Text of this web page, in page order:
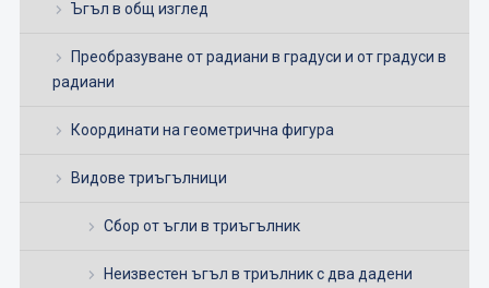
Ъгъл в общ изглед
Преобразуване от радиани в градуси и от градуси в
радиани
Координати на геометрична фигура
Видове триъгълници
Сбор от ъгли в триъгълник
Неизвестен ъгъл в триълник с два дадени